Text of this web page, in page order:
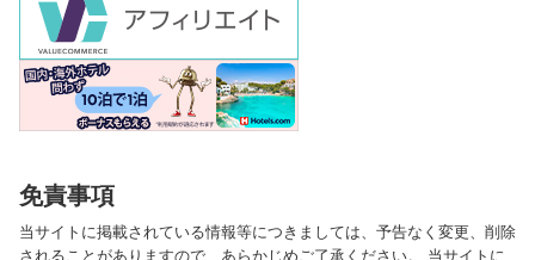
免責事項
当サイトに掲載されている情報等につきましては、予告なく変更、削除
されることがありますので、あらかじめご了承ください。 当サイトに